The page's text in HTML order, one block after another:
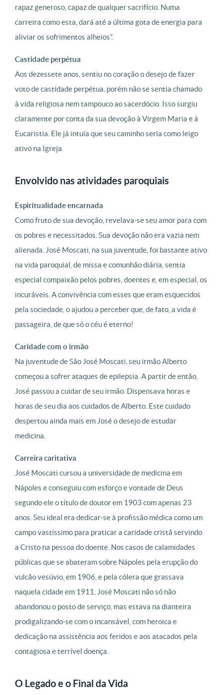
rapaz generoso, capaz de qualquer sacrifício. Numa
carreira como esta, dará até a última gota de energia para
aliviar os sofrimentos alheios”.
Castidade perpétua
Aos dezessete anos, sentiu no coração o desejo de fazer
voto de castidade perpétua, porém não se sentia chamado
à vida religiosa nem tampouco ao sacerdócio. Isso surgiu
claramente por conta da sua devoção à Virgem Maria e à
Eucaristia. Ele já intuía que seu caminho seria como leigo
ativo na Igreja.
Envolvido nas atividades paroquiais
Espiritualidade encarnada
Como fruto de sua devoção, revelava-se seu amor para com
os pobres e necessitados. Sua devoção não era vazia nem
alienada. José Moscati, na sua juventude, foi bastante ativo
na vida paroquial, de missa e comunhão diária, sentia
especial compaixão pelos pobres, doentes e, em especial, os
incuráveis. A convivência com esses que eram esquecidos
pela sociedade, o ajudou a perceber que, de fato, a vida é
passageira, de que só o céu é eterno!
Caridade com o irmão
Na juventude de São José Moscati, seu irmão Alberto
começou a sofrer ataques de epilepsia. A partir de então,
José passou a cuidar de seu irmão. Dispensava horas e
horas de seu dia aos cuidados de Alberto. Este cuidado
despertou ainda mais em José o desejo de estudar
medicina.
Carreira caritativa
José Moscati cursou a universidade de medicina em
Nápoles e conseguiu com esforço e vontade de Deus
segundo ele o título de doutor em 1903 com apenas 23
anos. Seu ideal era dedicar-se à profissão médica como um
campo vastíssimo para praticar a caridade cristã servindo
a Cristo na pessoa do doente. Nos casos de calamidades
públicas que se abateram sobre Nápoles pela erupção do
vulcão vesúvio, em 1906, e pela cólera que grassava
naquela cidade em 1911, José Moscati não só não
abandonou o posto de serviço, mas estava na dianteira
prodigalizando-se com o incansável, com heroica e
dedicação na assistência aos feridos e aos atacados pela
contagiosa e terrível doença.
O Legado e o Final da Vida